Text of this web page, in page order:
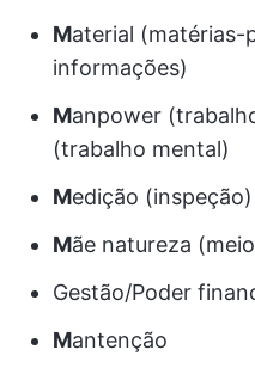
Material (matérias-
informações)
Manpower
(trabalho mental)
Medição (inspeção)
Mãe natureza
Gestão/Poder
Mantenção